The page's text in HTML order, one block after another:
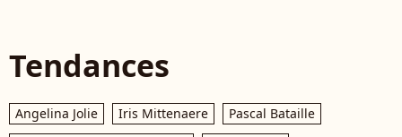
Tendances
Angelina Jolie Iris Mittenaere
Pascal Bataille